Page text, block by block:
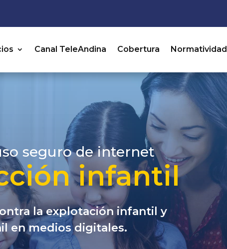
Canal TeleAndina Cobertura Normatividad
seguro de internet
infantil
la explotación infantil y
en medios digitales.